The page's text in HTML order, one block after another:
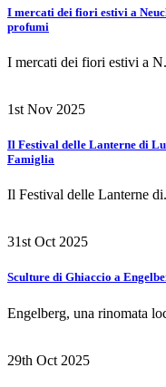
I mercati dei fiori estivi a
profumi
I mercati dei fiori estivi a
1st Nov 2025
Il Festival delle Lanterne di
Famiglia
Il Festival delle Lanterne
31st Oct 2025
Sculture di Ghiaccio a
Engelberg, una rinomata
29th Oct 2025